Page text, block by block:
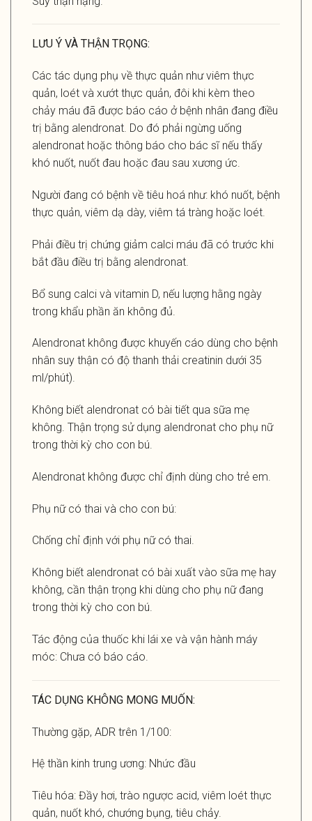
LƯU Ý VÀ THẬN TRỌNG:
Các tác dụng phụ về thực quản như viêm thực
quản, loét và xướt thực quản, đôi khi kèm theo
chảy máu đã được báo cáo ở bệnh nhân đang điều
trị bằng alendronat. Do đó phải ngừng uống
alendronat hoặc thông báo cho bác sĩ nếu thấy
khó nuốt, nuốt đau hoặc đau sau xương ức.
Người đang có bệnh về tiêu hoá như: khó nuốt, bệnh
thực quản, viêm dạ dày, viêm tá tràng hoặc loét.
Phải điều trị chứng giảm calci máu đã có trước khi
bắt đầu điều trị bằng alendronat.
Bổ sung calci và vitamin D, nếu lượng hằng ngày
trong khẩu phần ăn không đủ.
Alendronat không được khuyến cáo dùng cho bệnh
nhân suy thận có độ thanh thải creatinin dưới 35
ml/phút).
Không biết alendronat có bài tiết qua sữa mẹ
không. Thận trọng sử dụng alendronat cho phụ nữ
trong thời kỳ cho con bú.
Alendronat không được chỉ định dùng cho trẻ em.
Phụ nữ có thai và cho con bú:
Chống chỉ định với phụ nữ có thai.
Không biết alendronat có bài xuất vào sữa mẹ hay
không, cần thận trọng khi dùng cho phụ nữ đang
trong thời kỳ cho con bú.
Tác động của thuốc khi lái xe và vận hành máy
móc: Chưa có báo cáo.
TÁC DỤNG KHÔNG MONG MUỐN:
Thường gặp, ADR trên 1/100:
Hệ thần kinh trung ương: Nhức đầu
Tiêu hóa: Đầy hơi, trào ngược acid, viêm loét thực
quản, nuốt khó, chướng bụng, tiêu chảy.